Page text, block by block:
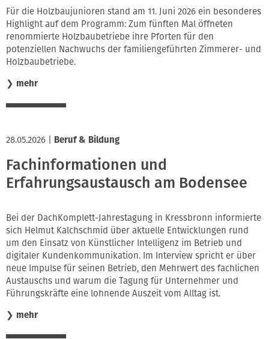
Für die Holzbaujunioren stand am 11. Juni 2026 ein besonderes
Highlight auf dem Programm: Zum fünften Mal öffneten
renommierte Holzbaubetriebe ihre Pforten für den
potenziellen Nachwuchs der familiengeführten Zimmerer- und
Holzbaubetriebe.
❯ mehr
28.05.2026 Beruf & Bildung
Fachinformationen und
Erfahrungsaustausch am Bodensee
Bei der DachKomplett-Jahrestagung in Kressbronn informierte
sich Helmut Kalchschmid über aktuelle Entwicklungen rund
um den Einsatz von Künstlicher Intelligenz im Betrieb und
digitaler Kundenkommunikation. Im Interview spricht er über
neue Impulse für seinen Betrieb, den Mehrwert des fachlichen
Austauschs und warum die Tagung für Unternehmer und
Führungskräfte eine lohnende Auszeit vom Alltag ist.
❯ mehr